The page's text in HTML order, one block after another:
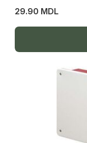
29.90 MDL